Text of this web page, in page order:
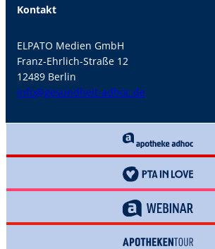
Kontakt
ELPATO Medien GmbH
Franz-Ehrlich-Straße 12
12489 Berlin
info@gesundheit-adhoc.de